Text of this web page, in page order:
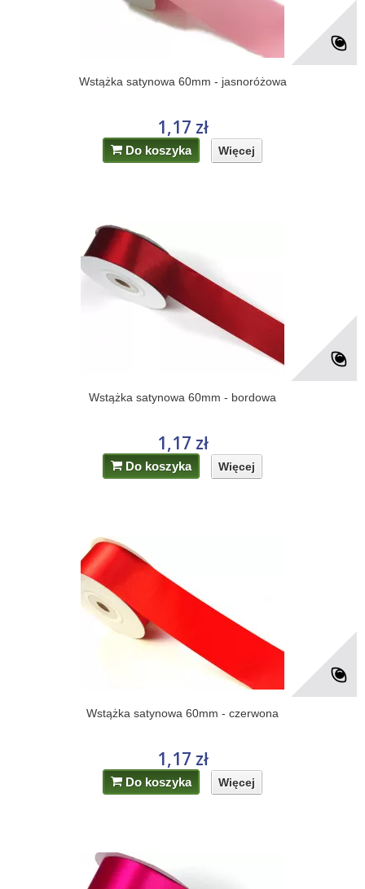
Wstążka satynowa 60mm - jasnoróżowa
1,17 zł
Do koszyka Więcej
Wstążka satynowa 60mm - bordowa
1,17 zł
Do koszyka Więcej
Wstążka satynowa 60mm - czerwona
1,17 zł
Do koszyka Więcej